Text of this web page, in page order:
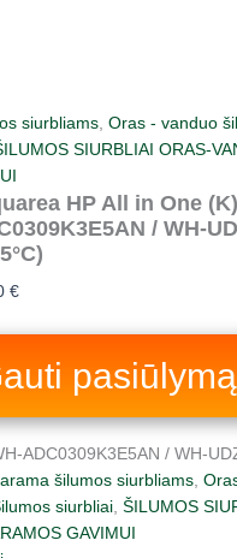
siurbliams, Oras - vanduo
SIURBLIAI ORAS-
HP All in One
/ WH-
€
pasiūlymą
ADC0309K3E5AN / WH-
šilumos siurbliams
siurbliai ŠILUMOS
GAVIMUI